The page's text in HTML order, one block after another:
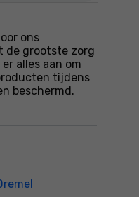
ons
de grootste zorg
alles aan om
tijdens
beschermd.